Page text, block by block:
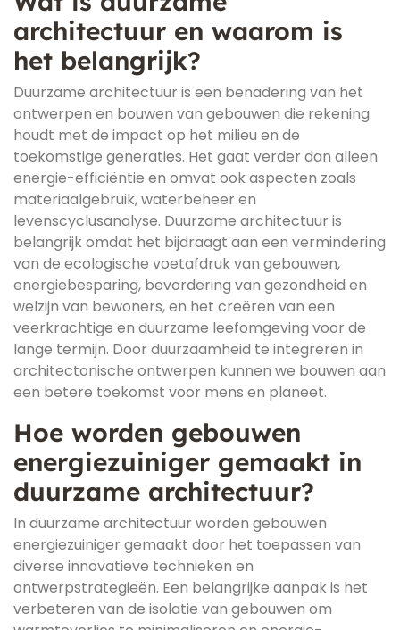
architectuur en waarom is
het belangrijk?
Duurzame architectuur is een benadering van het
ontwerpen en bouwen van gebouwen die rekening
houdt met de impact op het milieu en de
toekomstige generaties. Het gaat verder dan alleen
energie-efficiëntie en omvat ook aspecten zoals
materiaalgebruik, waterbeheer en
levenscyclusanalyse. Duurzame architectuur is
belangrijk omdat het bijdraagt aan een vermindering
van de ecologische voetafdruk van gebouwen,
energiebesparing, bevordering van gezondheid en
welzijn van bewoners, en het creëren van een
veerkrachtige en duurzame leefomgeving voor de
lange termijn. Door duurzaamheid te integreren in
architectonische ontwerpen kunnen we bouwen aan
een betere toekomst voor mens en planeet.
Hoe worden gebouwen
energiezuiniger gemaakt in
duurzame architectuur?
In duurzame architectuur worden gebouwen
energiezuiniger gemaakt door het toepassen van
diverse innovatieve technieken en
ontwerpstrategieën. Een belangrijke aanpak is het
verbeteren van de isolatie van gebouwen om